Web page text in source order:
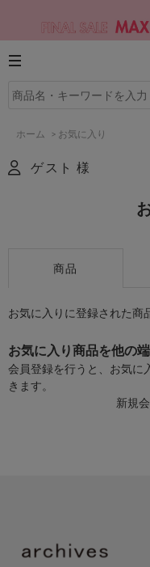
ホーム > お気に入り
ゲスト 様
商品
お気に入りに登録された商
お気に入り商品を他の
会員登録を行うと、お気に
きます。
新規